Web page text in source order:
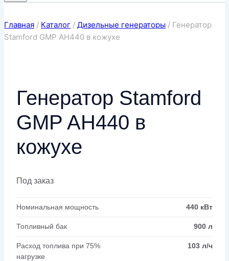
Главная / Каталог / Дизельные генераторы / Генератор
Stamford GMP AH440 в кожухе
Генератор Stamford
GMP AH440 в
кожухе
Под заказ
Номинальная мощность 440 кВт
Топливный бак 900 л
Расход топлива при 75%
нагрузке
103 л/ч